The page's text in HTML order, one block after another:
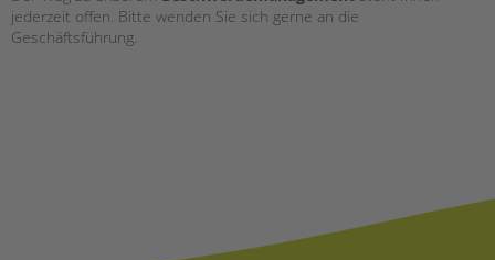
PRESSE
jederzeit offen. Bitte wenden Sie sich gerne an die
Geschäftsführung.